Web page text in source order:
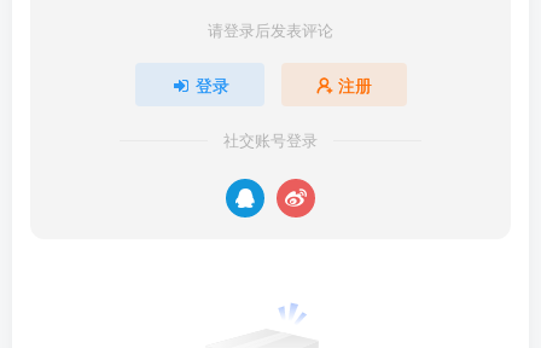
请登录后发表评论
登录 注册
社交账号登录